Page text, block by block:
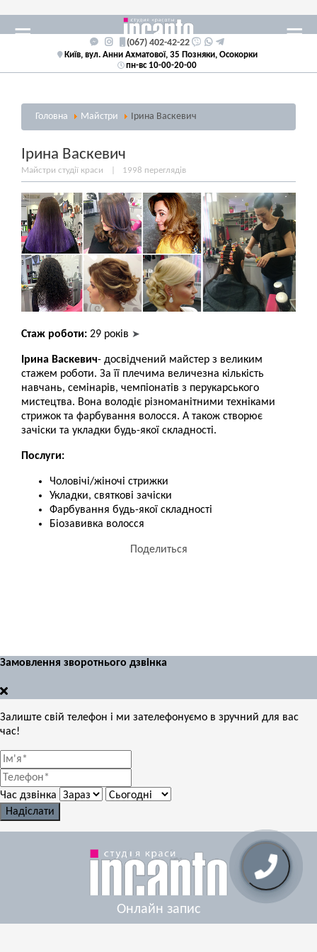
(067) 402-42-22
Київ, вул. Анни Ахматової, 35 Позняки, Осокорки
пн-вс 10-00-20-00
Головна Майстри Ірина Васкевич
Ірина Васкевич
Майстри студії краси 1998 переглядів
Стаж роботи: 29 років ➤
Ірина Васкевич- досвідчений майстер з великим
стажем роботи. За її плечима величезна кількість
навчань, семінарів, чемпіонатів з перукарського
мистецтва. Вона володіє різноманітними техніками
стрижок та фарбування волосся. А також створює
зачіски та укладки будь-якої складності.
Послуги:
Чоловічі/жіночі стрижки
Укладки, святкові зачіски
Фарбування будь-якої складності
Біозавивка волосся
Замовлення зворотнього дзвінка
Залиште свій телефон і ми зателефонуємо в зручний для вас
час!
Час дзвінка
Надіслати
Онлайн запис